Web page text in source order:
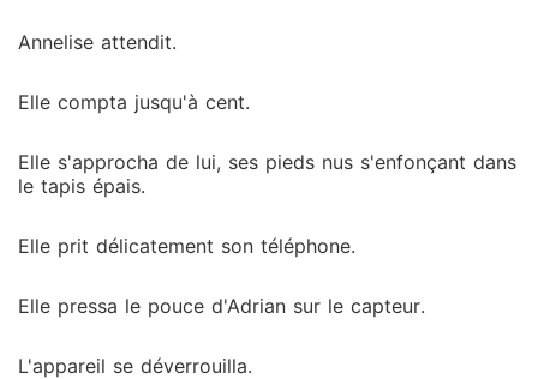
Annelise attendit.
Elle compta jusqu'à cent.
Elle s'approcha de lui, ses pieds nus s'enfonçant dans
le tapis épais.
Elle prit délicatement son téléphone.
Elle pressa le pouce d'Adrian sur le capteur.
L'appareil se déverrouilla.